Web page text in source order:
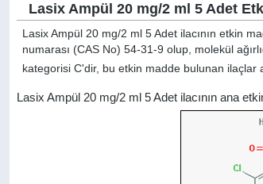
Lasix Ampül 20 mg/2 ml 5 Adet
Lasix Ampül 20 mg/2 ml 5 Adet ilacının etkin
numarası (CAS No) 54-31-9 olup, molekül
kategorisi C'dir, bu etkin madde bulunan ilaçlar
Lasix Ampül 20 mg/2 ml 5 Adet ilacının ana